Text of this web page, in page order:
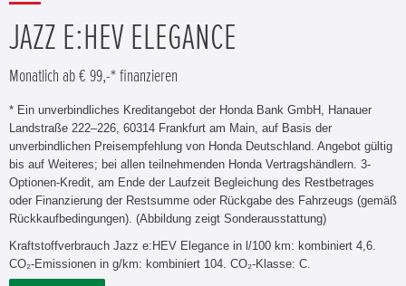
JAZZ E:HEV ELEGANCE
Monatlich ab € 99,-* finanzieren
* Ein unverbindliches Kreditangebot der Honda Bank GmbH, Hanauer
Landstraße 222–226, 60314 Frankfurt am Main, auf Basis der
unverbindlichen Preisempfehlung von Honda Deutschland. Angebot gültig
bis auf Weiteres; bei allen teilnehmenden Honda Vertragshändlern. 3-
Optionen-Kredit, am Ende der Laufzeit Begleichung des Restbetrages
oder Finanzierung der Restsumme oder Rückgabe des Fahrzeugs (gemäß
Rückkaufbedingungen). (Abbildung zeigt Sonderausstattung)
Kraftstoffverbrauch Jazz e:HEV Elegance in l/100 km: kombiniert 4,6.
CO₂-Emissionen in g/km: kombiniert 104. CO₂-Klasse: C.